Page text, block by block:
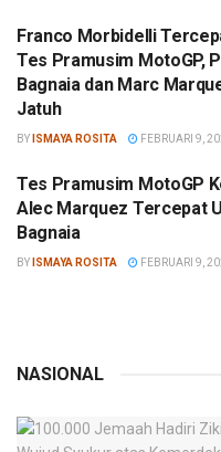
Franco Morbidelli
Tes Pramusim MotoGP,
Bagnaia dan Marc
Jatuh
BY ISMAYA ROSITA FEBRUARI 9,
Tes Pramusim MotoGP
Alec Marquez Tercepat
Bagnaia
BY ISMAYA ROSITA FEBRUARI 9,
NASIONAL